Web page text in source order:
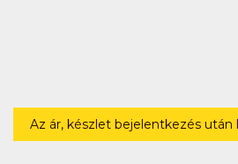
Az ár, készlet bejelentkezés